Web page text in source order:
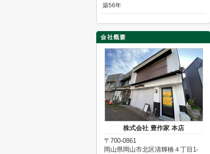
築56年
株式会社 豊作家 本店
〒700-0861
岡山県岡山市北区清輝橋４丁目1-